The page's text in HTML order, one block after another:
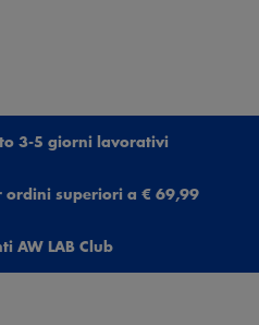
3-5 giorni lavorativi
ordini superiori a € 69,99
AW LAB Club